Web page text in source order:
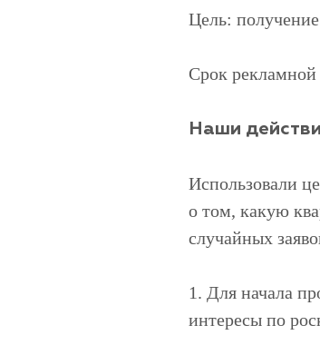
Цель:
Срок
Наши
Использовали
о том, какую
случайных
1. Для начала
интересы по